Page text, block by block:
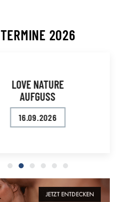
TERMINE 2026
LOVE NATURE
AUFGUSS
16.09.2026
Webinar: NEU überarbeitete
Love Nature Aufguss
Fachpersonal für
Showtime
Trainingscamp